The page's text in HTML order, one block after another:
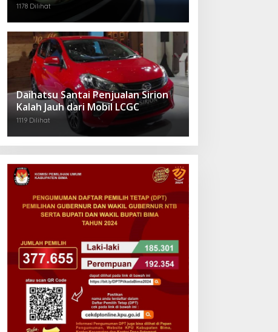
1178 Dilihat
Daihatsu Santai Penjualan Sirion
Kalah Jauh dari Mobil LCGC
1119 Dilihat